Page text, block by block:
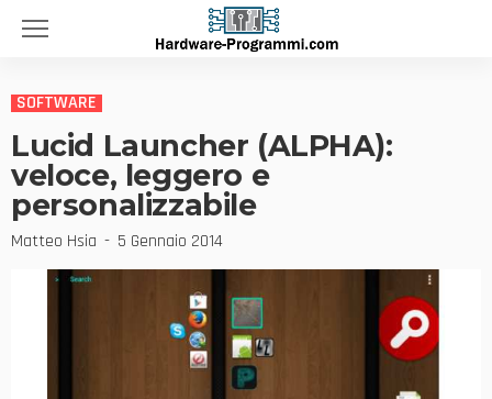
SOFTWARE
Lucid Launcher (ALPHA):
veloce, leggero e
personalizzabile
Matteo Hsia 5 Gennaio 2014